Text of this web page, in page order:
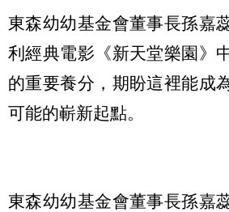
東森幼幼基金會董事長孫嘉
利經典電影《新天堂樂園》
的重要養分，期盼這裡能成
可能的嶄新起點。
東森幼幼基金會董事長孫嘉